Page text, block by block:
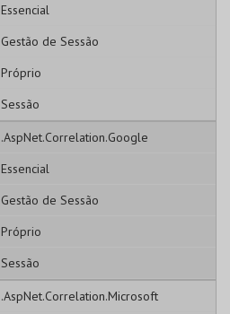
Essencial
Gestão de Sessão
Próprio
Sessão
.AspNet.Correlation.Google
Essencial
Gestão de Sessão
Próprio
Sessão
.AspNet.Correlation.Microsoft